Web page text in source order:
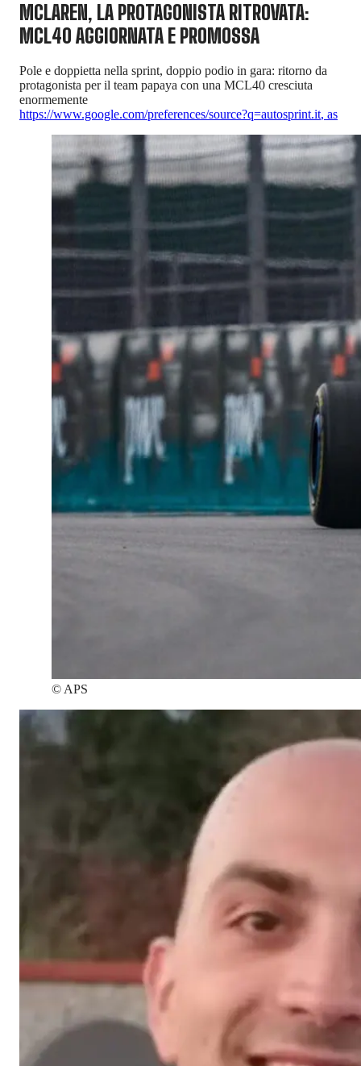
MCLAREN, LA PROTAGONISTA RITROVATA:
MCL40 AGGIORNATA E PROMOSSA
Pole e doppietta nella sprint, doppio podio in gara: ritorno da
protagonista per il team papaya con una MCL40 cresciuta
enormemente
https://www.google.com/preferences/source?q=autosprint.it, as
© APS